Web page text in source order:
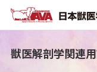
獣医解剖学関連